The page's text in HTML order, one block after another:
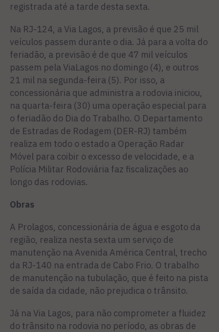
registrada até a tarde desta sexta.
Na RJ-124, a Via Lagos, a previsão é que 25 mil
veículos passem durante o dia. Já para a volta do
feriadão, a previsão é de que 47 mil veículos
passem pela ViaLagos no domingo (4), e outros
21 mil na segunda-feira (5). Por isso, a
concessionária que administra a rodovia iniciou,
na quarta-feira (30) uma operação especial para
o feriadão do Dia do Trabalho. O Departamento
de Estradas de Rodagem (DER-RJ) também
realiza em todo o estado a Operação Radar
Móvel para coibir o excesso de velocidade, e a
Polícia Militar Rodoviária faz fiscalizações ao
longo das rodovias.
Obras
A Prolagos, concessionária de água e esgoto da
região, realiza nesta sexta um serviço de
manutenção na Avenida América Central, trecho
da RJ-140 na entrada de Cabo Frio. O trabalho
de manutenção na tubulação, que é feito na pista
de saída da cidade, não prejudica o trânsito.
Já na Via Lagos, para não comprometer a fluidez
do trânsito na rodovia no período, as obras de